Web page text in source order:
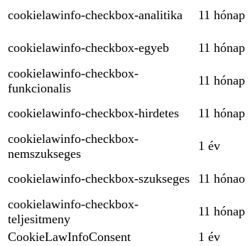
cookielawinfo-checkbox-analitika
11 hónap
cookielawinfo-checkbox-egyeb
11 hónap
cookielawinfo-checkbox-
funkcionalis
11 hónap
cookielawinfo-checkbox-hirdetes
11 hónap
cookielawinfo-checkbox-
nemszukseges
1 év
cookielawinfo-checkbox-szukseges
11 hónao
cookielawinfo-checkbox-
teljesitmeny
11 hónap
CookieLawInfoConsent
1 év